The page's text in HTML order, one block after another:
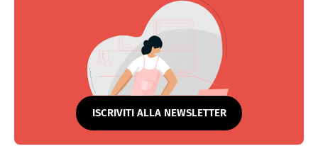
ISCRIVITI ALLA NEWSLETTER